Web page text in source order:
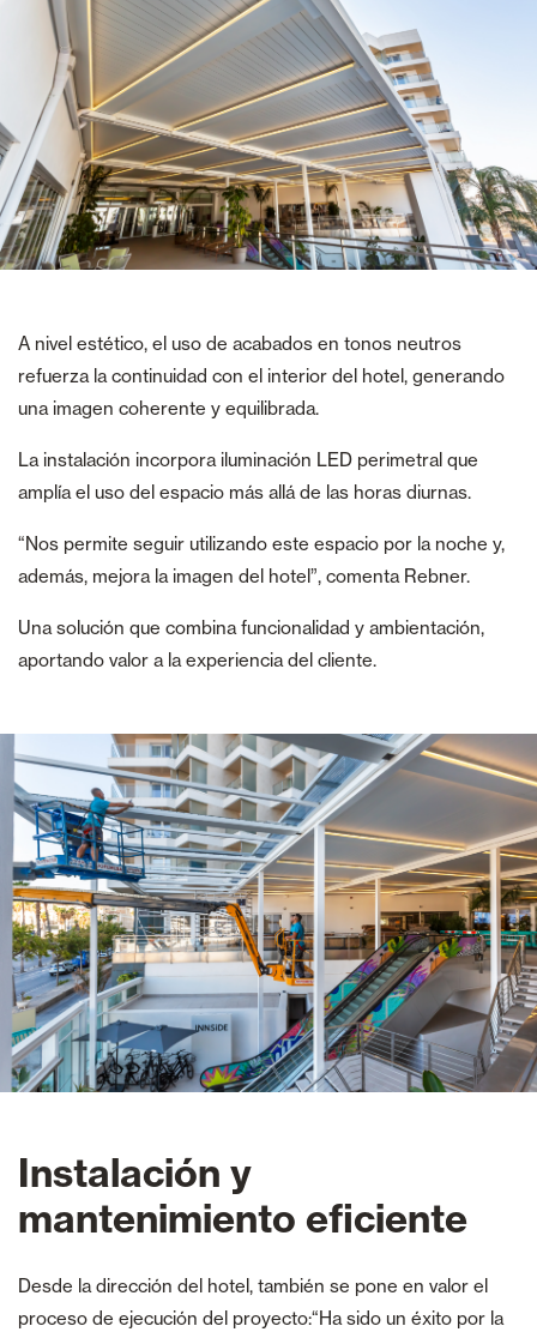
A nivel estético, el uso de acabados en tonos neutros
refuerza la continuidad con el interior del hotel, generando
una imagen coherente y equilibrada.
La instalación incorpora iluminación LED perimetral que
amplía el uso del espacio más allá de las horas diurnas.
“Nos permite seguir utilizando este espacio por la noche y,
además, mejora la imagen del hotel”, comenta Rebner.
Una solución que combina funcionalidad y ambientación,
aportando valor a la experiencia del cliente.
Instalación y
mantenimiento eficiente
Desde la dirección del hotel, también se pone en valor el
proceso de ejecución del proyecto:“Ha sido un éxito por la